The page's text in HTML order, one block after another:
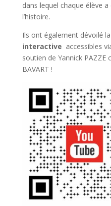
dans lequel chaque élève
l’histoire.
Ils ont également dévoilé la
interactive accessibles
soutien de Yannick PAZZE
BAVART !